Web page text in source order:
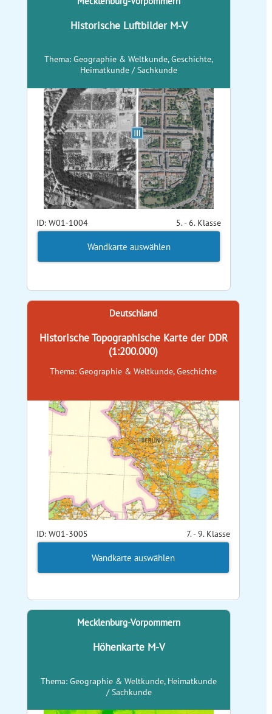
Historische Luftbilder M-V
Thema: Geographie & Weltkunde, Geschichte,
Heimatkunde / Sachkunde
ID: W01-1004 5. - 6. Klasse
Wandkarte auswählen
Deutschland
Historische Topographische Karte der DDR
(1:200.000)
Thema: Geographie & Weltkunde, Geschichte
ID: W01-3005 7. - 9. Klasse
Wandkarte auswählen
Mecklenburg-Vorpommern
Höhenkarte M-V
Thema: Geographie & Weltkunde, Heimatkunde
/ Sachkunde